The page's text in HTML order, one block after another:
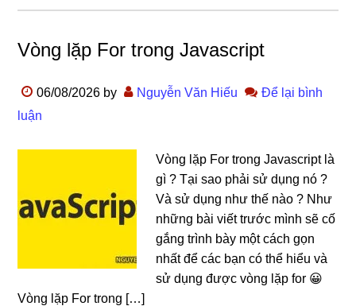
Vòng lặp For trong Javascript
06/08/2026 by Nguyễn Văn Hiếu
Để lại bình
luận
Vòng lặp For trong Javascript là
gì ? Tại sao phải sử dụng nó ?
Và sử dụng như thế nào ? Như
những bài viết trước mình sẽ cố
gắng trình bày một cách gọn
nhất để các bạn có thể hiểu và
sử dụng được vòng lặp for 😀
Vòng lặp For trong […]